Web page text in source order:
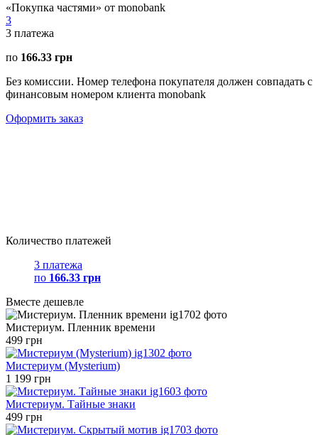
«Покупка частями» от monobank
3
3 платежа
по 166.33 грн
Без комиссии. Номер телефона покупателя должен совпадать с
финансовым номером клиента monobank
Оформить заказ
Количество платежей
3 платежа
по 166.33 грн
Вместе дешевле
Мистериум. Пленник времени
499 грн
Мистериум (Mysterium)
1 199 грн
Мистериум. Тайные знаки
499 грн